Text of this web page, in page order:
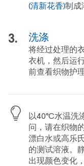
(清新花香)制成
洗涤
将经过处理的
衣机，然后运
前查看织物护
以40°C水温洗
问，请在织物
漂白水或高乐
的测试溶液。
出现颜色变化